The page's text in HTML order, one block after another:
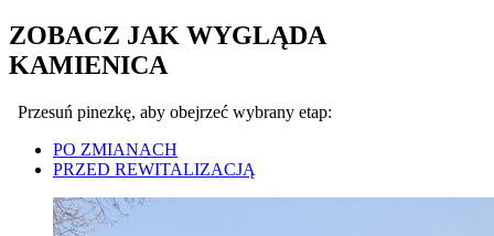
ZOBACZ JAK WYGLĄDA
KAMIENICA
Przesuń pinezkę, aby obejrzeć wybrany etap:
PO ZMIANACH
PRZED REWITALIZACJĄ